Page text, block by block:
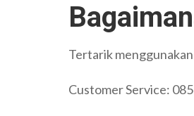
Tertarik
Customer Service: